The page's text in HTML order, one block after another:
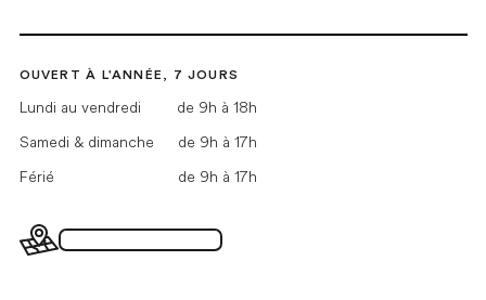
OUVERT À L'ANNÉE, 7 JOURS
Lundi au vendredi
de 9h à 18h
Samedi & dimanche
de 9h à 17h
Férié
de 9h à 17h
Plan du Grand Marché